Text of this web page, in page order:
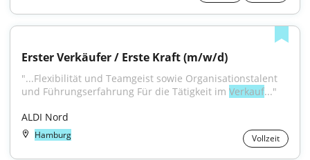
Erster Verkäufer / Erste Kraft (m/w/d)
"...Flexibilität und Teamgeist sowie Organisationstalent
und Führungserfahrung Für die Tätigkeit im Verkauf..."
ALDI Nord
Hamburg Vollzeit